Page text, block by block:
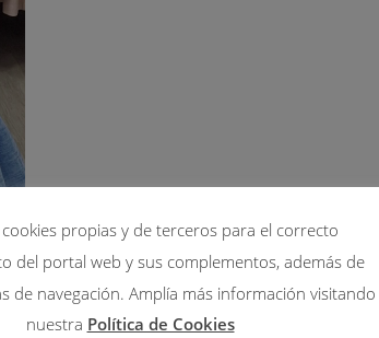
propias y de terceros para el correcto
del portal web y sus complementos, además de
de navegación. Amplía más información visitando
nuestra Política de Cookies